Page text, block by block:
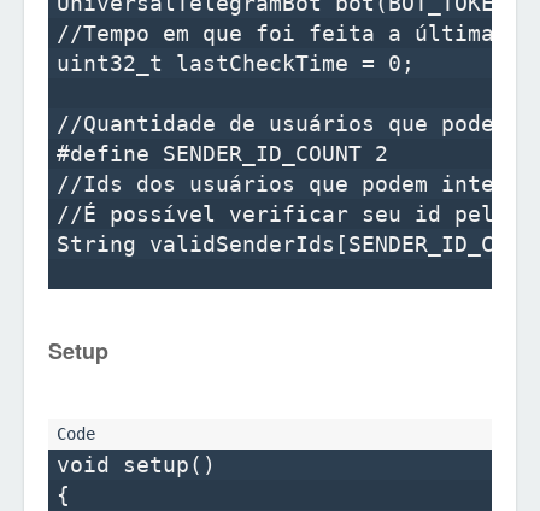
//Tempo em que foi feita a última
uint32_t lastCheckTime = 0;
//Quantidade de usuários que podem
#define SENDER_ID_COUNT 2
//Ids dos usuários que podem
//É possível verificar seu id pelo
String
Setup
void setup()
{